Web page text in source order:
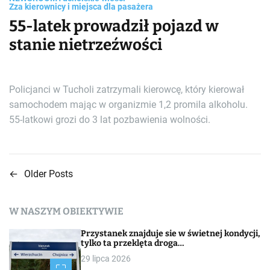
Zza kierownicy i miejsca dla pasażera
55-latek prowadził pojazd w
stanie nietrzeźwości
Policjanci w Tucholi zatrzymali kierowcę, który kierował
samochodem mając w organizmie 1,2 promila alkoholu.
55-latkowi grozi do 3 lat pozbawienia wolności.
N
i
← Older Posts
W NASZYM OBIEKTYWIE
Przystanek znajduje sie w świetnej kondycji,
tylko ta przeklęta droga…
29 lipca 2026